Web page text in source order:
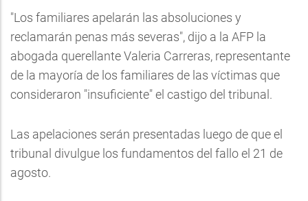
"Los familiares apelarán las absoluciones y
reclamarán penas más severas", dijo a la AFP la
abogada querellante Valeria Carreras, representante
de la mayoría de los familiares de las víctimas que
consideraron "insuficiente" el castigo del tribunal.
Las apelaciones serán presentadas luego de que el
tribunal divulgue los fundamentos del fallo el 21 de
agosto.